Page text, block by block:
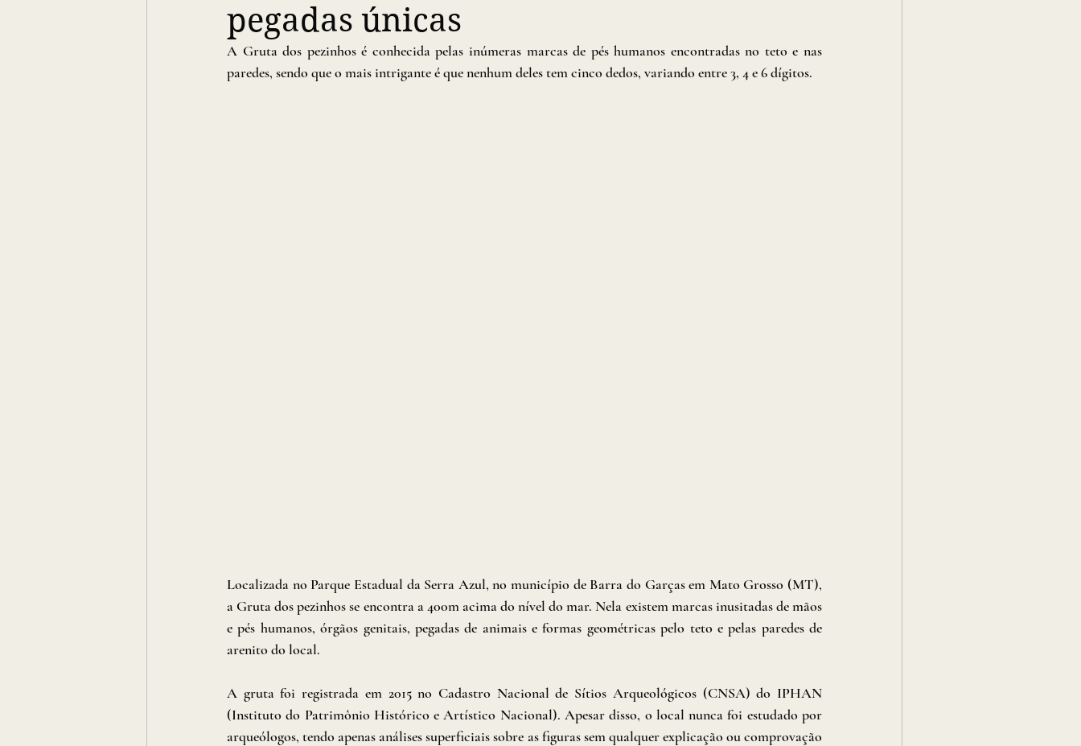
pegadas únicas
A Gruta dos pezinhos é conhecida pelas inúmeras marcas de pés humanos encontradas no teto e nas
paredes, sendo que o mais intrigante é que nenhum deles tem cinco dedos, variando entre 3, 4 e 6 dígitos.
Localizada no Parque Estadual da Serra Azul, no município de Barra do Garças em Mato Grosso (MT),
a Gruta dos pezinhos se encontra a 400m acima do nível do mar. Nela existem marcas inusitadas de mãos
e pés humanos, órgãos genitais, pegadas de animais e formas geométricas pelo teto e pelas paredes de
arenito do local.
A gruta foi registrada em 2015 no Cadastro Nacional de Sítios Arqueológicos (CNSA) do IPHAN
(Instituto do Patrimônio Histórico e Artístico Nacional). Apesar disso, o local nunca foi estudado por
arqueólogos, tendo apenas análises superficiais sobre as figuras sem qualquer explicação ou comprovação